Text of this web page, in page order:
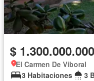
$ 1.300.000.000
El Carmen De Viboral
3 Habitaciones
3